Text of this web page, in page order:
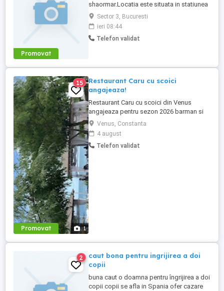
Promovat
shaormar.Locatia este situata in statiunea
Eforie .Se asigura cazare si masa.Pentru
detalii privind salarizarea nu ezitati sa ne
contactati la tel
Sector 3, Bucuresti
ieri 08:44
Telefon validat
Promovat 1
15
Restaurant Caru cu scoici
angajeaza!
Restaurant Caru cu scoici din Venus
angajeaza pentru sezon 2026 barman si
ajutor barman, ospatar ,vânzător
inghetata. Se ofera cazare si o masa.
Venus, Constanta
4 august
Telefon validat
2
caut bona pentru ingrijirea a doi
copii
buna caut o doamna pentru îngrijirea a doi
copii copii se afla in Spania ofer cazare